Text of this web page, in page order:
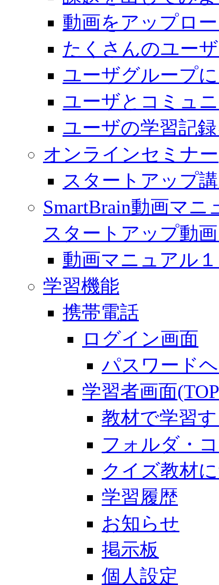
動画をアップロ
たくさんのユー
ユーザグループ
ユーザとコミュ
ユーザの学習記
オンラインセミナー
スタートアップ
SmartBrain動画マ
スタートアップ動
動画マニュアル
学習機能
携帯電話
ログイン画面
パスワード
学習者画面
教材で学習
フォルダ・
クイズ教材
学習履歴
お知らせ
掲示板
個人設定